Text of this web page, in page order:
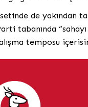
de yakından
tabanında
temposu